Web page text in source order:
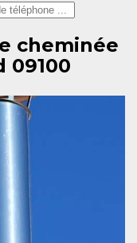
cheminée
09100